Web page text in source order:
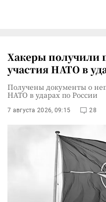
Хакеры получили
участия НАТО в
Получены документы о
НАТО в ударах по России
7 августа 2026, 09:15 28